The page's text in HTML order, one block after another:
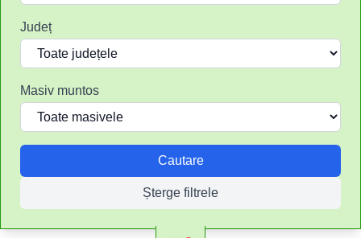
Județ
Masiv muntos
Cautare
Șterge filtrele